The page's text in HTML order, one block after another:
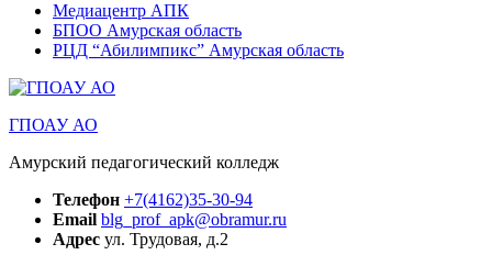
Медиацентр АПК
БПОО Амурская область
РЦД “Абилимпикс” Амурская область
ГПОАУ АО
Амурский педагогический колледж
Телефон +7(4162)35-30-94
Email blg_prof_apk@obramur.ru
Адрес ул. Трудовая, д.2